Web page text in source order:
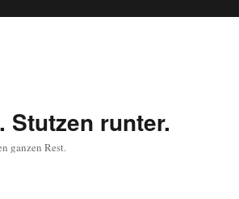
runter.
ganzen Rest.